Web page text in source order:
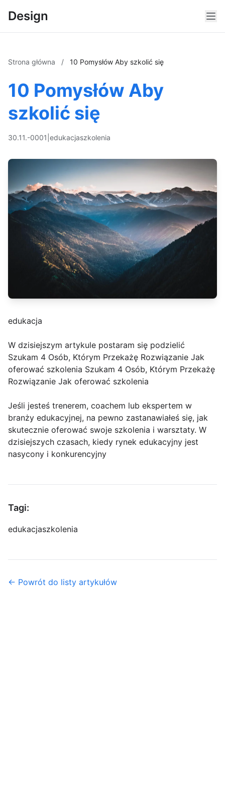
Design
Strona główna / 10 Pomysłów Aby szkolić się
10 Pomysłów Aby
szkolić się
30.11.-0001 edukacjaszkolenia
edukacja
W dzisiejszym artykule postaram się podzielić
Szukam 4 Osób, Którym Przekażę Rozwiązanie Jak
oferować szkolenia Szukam 4 Osób, Którym Przekażę
Rozwiązanie Jak oferować szkolenia
Jeśli jesteś trenerem, coachem lub ekspertem w
branży edukacyjnej, na pewno zastanawiałeś się, jak
skutecznie oferować swoje szkolenia i warsztaty. W
dzisiejszych czasach, kiedy rynek edukacyjny jest
nasycony i konkurencyjny
Tagi:
edukacjaszkolenia
← Powrót do listy artykułów